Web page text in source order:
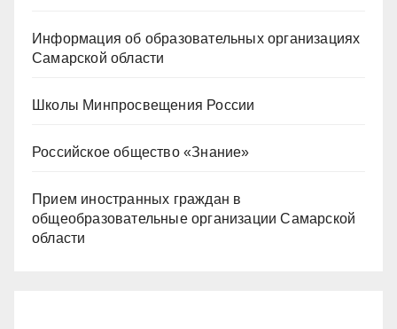
Информация об образовательных организациях
Самарской области
Школы Минпросвещения России
Российское общество «Знание»
Прием иностранных граждан в
общеобразовательные организации Самарской
области